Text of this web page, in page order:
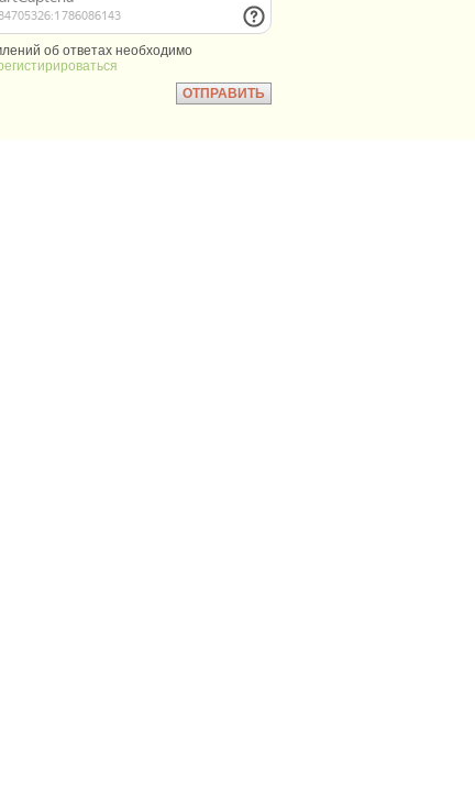
об ответах необходимо